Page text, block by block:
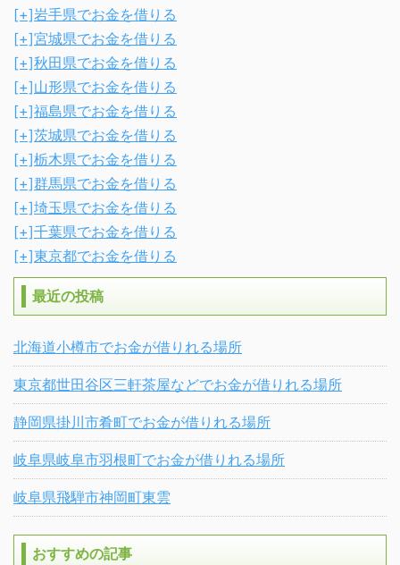
[+]岩手県でお金を借りる
[+]宮城県でお金を借りる
[+]秋田県でお金を借りる
[+]山形県でお金を借りる
[+]福島県でお金を借りる
[+]茨城県でお金を借りる
[+]栃木県でお金を借りる
[+]群馬県でお金を借りる
[+]埼玉県でお金を借りる
[+]千葉県でお金を借りる
[+]東京都でお金を借りる
最近の投稿
北海道小樽市でお金が借りれる場所
東京都世田谷区三軒茶屋などでお金が借りれる場所
静岡県掛川市肴町でお金が借りれる場所
岐阜県岐阜市羽根町でお金が借りれる場所
岐阜県飛騨市神岡町東雲
おすすめの記事